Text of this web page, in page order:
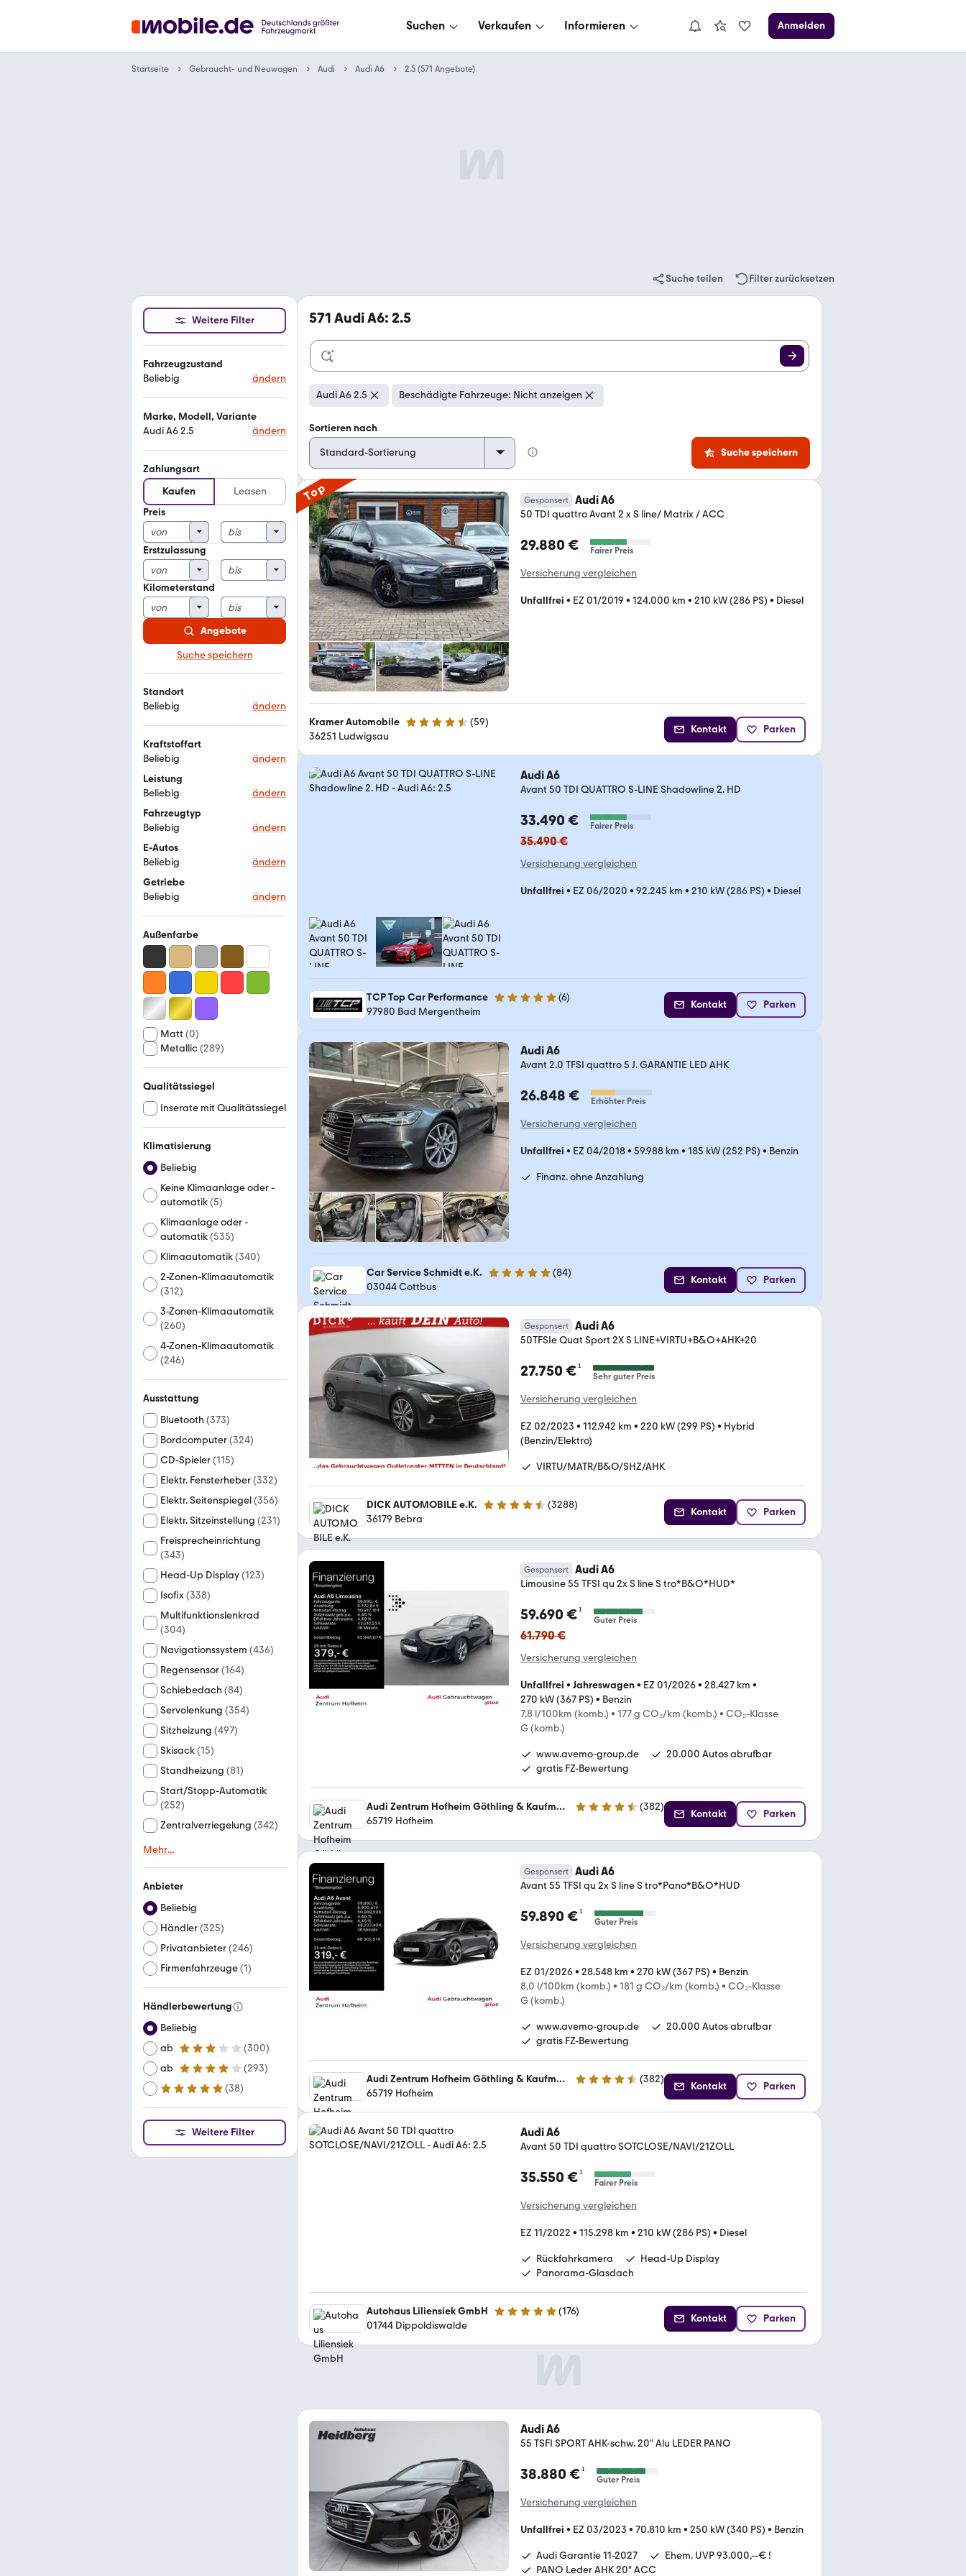
Suchen Verkaufen Informieren Anmelden
Startseite Gebraucht- und Neuwagen Audi Audi A6 2.5 (571 Angebote)
Suche teilen Filter zurücksetzen
Weitere Filter
Fahrzeugzustand
Beliebig
ändern
Marke, Modell, Variante
Audi A6 2.5
ändern
Zahlungsart
Kaufen
Leasen
Preis
Erstzulassung
Kilometerstand
Angebote
Suche speichern
Standort
Beliebig
ändern
Kraftstoffart
Beliebig
ändern
Leistung
Beliebig
ändern
Fahrzeugtyp
Beliebig
ändern
E-Autos
Beliebig
ändern
Getriebe
Beliebig
ändern
Außenfarbe
Matt (0)
Metallic(289)
Qualitätssiegel
Inserate mit Qualitätssiegel
Klimatisierung
Beliebig
Keine Klimaanlage oder -
automatik(5)
Klimaanlage oder -
automatik(535)
Klimaautomatik(340)
2-Zonen-Klimaautomatik
(312)
3-Zonen-Klimaautomatik
(260)
4-Zonen-Klimaautomatik
(246)
Ausstattung
Bluetooth (373)
Bordcomputer(324)
CD-Spieler(115)
Elektr. Fensterheber(332)
Elektr. Seitenspiegel(356)
Elektr. Sitzeinstellung (231)
Freisprecheinrichtung
(343)
Head-Up Display(123)
Isofix(338)
Multifunktionslenkrad
(304)
Navigationssystem (436)
Regensensor(164)
Schiebedach (84)
Servolenkung (354)
Sitzheizung (497)
Skisack(15)
Standheizung (81)
Start/Stopp-Automatik
(252)
Zentralverriegelung (342)
Mehr...
Anbieter
Beliebig
Händler(325)
Privatanbieter(246)
Firmenfahrzeuge(1)
Händlerbewertung
Beliebig
ab
3 Sterne (300)
ab
4 Sterne (293)
ab
5 Sterne (38)
Weitere Filter
571 Audi A6: 2.5
Audi A6 2.5 Beschädigte Fahrzeuge: Nicht anzeigen
Sortieren nach
Suche speichern
Top Gesponsert Audi A6
50 TDI quattro Avant 2 x S line/ Matrix / ACC
29.880 € Fairer Preis
Versicherung vergleichen
Unfallfrei • EZ 01/2019 • 124.000 km • 210 kW (286 PS) • Diesel
Kramer Automobile 4.7 Sterne (59)
36251 Ludwigsau
Kontakt Parken
Audi A6
Avant 50 TDI QUATTRO S-LINE Shadowline 2. HD
33.490 € Fairer Preis
35.490 €
Versicherung vergleichen
Unfallfrei • EZ 06/2020 • 92.245 km • 210 kW (286 PS) • Diesel
TCP Top Car Performance 4.8 Sterne (6)
97980 Bad Mergentheim
Kontakt Parken
Audi A6
Avant 2.0 TFSI quattro 5 J. GARANTIE LED AHK
26.848 € Erhöhter Preis
Versicherung vergleichen
Unfallfrei • EZ 04/2018• 59.988 km • 185 kW (252 PS) • Benzin
Finanz. ohne Anzahlung
Car Service Schmidt e.K. 4.9 Sterne (84)
03044 Cottbus
Kontakt Parken
Gesponsert Audi A6
50TFSIe Quat Sport 2X S LINE+VIRTU+B&O+AHK+20
27.750 €¹
Sehr guter Preis
Versicherung vergleichen
EZ 02/2023 • 112.942 km • 220 kW (299 PS) • Hybrid
(Benzin/Elektro)
VIRTU/MATR/B&O/SHZ/AHK
DICK AUTOMOBILE e.K. 4.7 Sterne (3288)
36179 Bebra
Kontakt Parken
Gesponsert Audi A6
Limousine 55 TFSI qu 2x S line S tro*B&O*HUD*
59.690 €¹
Guter Preis
61.790 €
Versicherung vergleichen
Unfallfrei • Jahreswagen• EZ 01/2026• 28.427 km •
270 kW (367 PS) • Benzin
7,8 l/100km (komb.) • 177 g CO₂/km (komb.) • CO₂-Klasse
G (komb.)
www.avemo-group.de
20.000 Autos abrufbar
gratis FZ-Bewertung
Audi Zentrum Hofheim Göthling & Kaufmann Automobile GmbH 4.6 Sterne (382)
65719 Hofheim
Kontakt Parken
Gesponsert Audi A6
Avant 55 TFSI qu 2x S line S tro*Pano*B&O*HUD
59.890 €¹
Guter Preis
Versicherung vergleichen
EZ 01/2026• 28.548 km • 270 kW (367 PS) • Benzin
8,0 l/100km (komb.) • 181 g CO₂/km (komb.) • CO₂-Klasse
G (komb.)
www.avemo-group.de
20.000 Autos abrufbar
gratis FZ-Bewertung
Audi Zentrum Hofheim Göthling & Kaufmann Automobile GmbH 4.6 Sterne (382)
65719 Hofheim
Kontakt Parken
Audi A6
Avant 50 TDI quattro SOTCLOSE/NAVI/21ZOLL
35.550 €¹
Fairer Preis
Versicherung vergleichen
EZ 11/2022 • 115.298 km • 210 kW (286 PS) • Diesel
Rückfahrkamera
Head-Up Display
Panorama-Glasdach
Autohaus Liliensiek GmbH 4.9 Sterne (176)
01744 Dippoldiswalde
Kontakt Parken
Audi A6
55 TSFI SPORT AHK-schw. 20" Alu LEDER PANO
38.880 €¹
Guter Preis
Versicherung vergleichen
Unfallfrei • EZ 03/2023 • 70.810 km • 250 kW (340 PS) • Benzin
Audi Garantie 11-2027
Ehem. UVP 93.000,--€ !
PANO Leder AHK 20" ACC